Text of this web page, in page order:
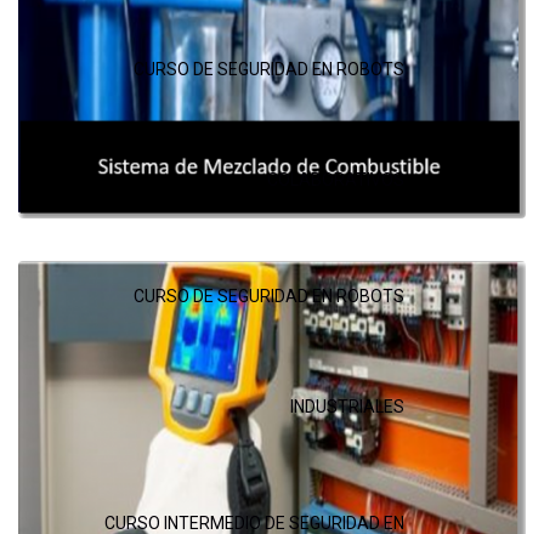
CURSO DE SEGURIDAD EN ROBOTS
COLABORATIVOS
CURSO DE SEGURIDAD EN ROBOTS
INDUSTRIALES
CURSO INTERMEDIO DE SEGURIDAD EN